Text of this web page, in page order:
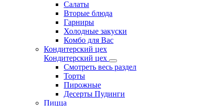
Салаты
Вторые блюда
Гарниры
Холодные закуски
Комбо для Вас
Кондитерский цех
Кондитерский цех
Смотреть весь раздел
Торты
Пирожные
Десерты Пудинги
Пицца